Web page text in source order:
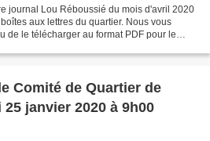
journal Lou Réboussié du mois d'avril 2020
aux lettres du quartier. Nous vous
de le télécharger au format PDF pour le
Comité de Quartier de
janvier 2020 à 9h00